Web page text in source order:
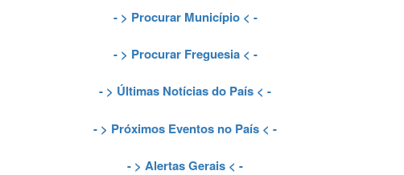
- > Procurar Município< -
- > Procurar Freguesia< -
- > Últimas Notícias do País < -
- > Próximos Eventos no País < -
- > Alertas Gerais < -